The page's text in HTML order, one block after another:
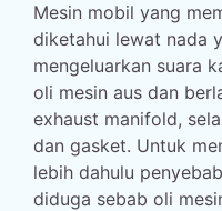
Mesin mobil yang
diketahui lewat nada
mengeluarkan suara
oli mesin aus dan
exhaust manifold,
dan gasket. Untuk
lebih dahulu
diduga sebab oli